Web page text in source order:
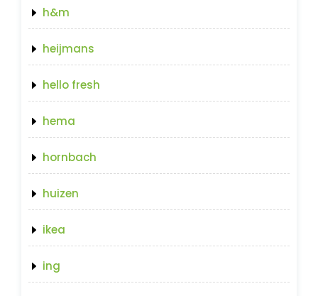
h&m
heijmans
hello fresh
hema
hornbach
huizen
ikea
ing